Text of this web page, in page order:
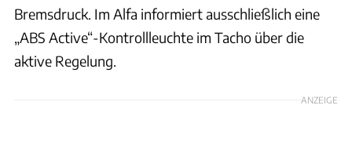
Bremsdruck. Im Alfa informiert ausschließlich eine
„ABS Active“-Kontrollleuchte im Tacho über die
aktive Regelung.
ANZEIGE